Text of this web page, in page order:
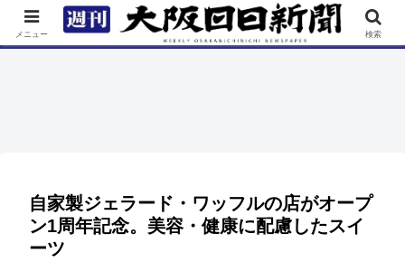
TOP 特集 ニュース 連載 街ネタ イベント
自家製ジェラード・ワッフルの店がオープ
ン1周年記念。美容・健康に配慮したスイ
ーツ
メニュー 検索